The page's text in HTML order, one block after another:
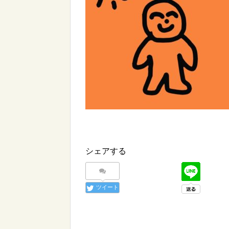
シェアする
ツイート